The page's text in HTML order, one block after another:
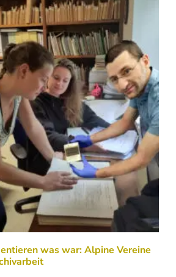
was war: Alpine Vereine